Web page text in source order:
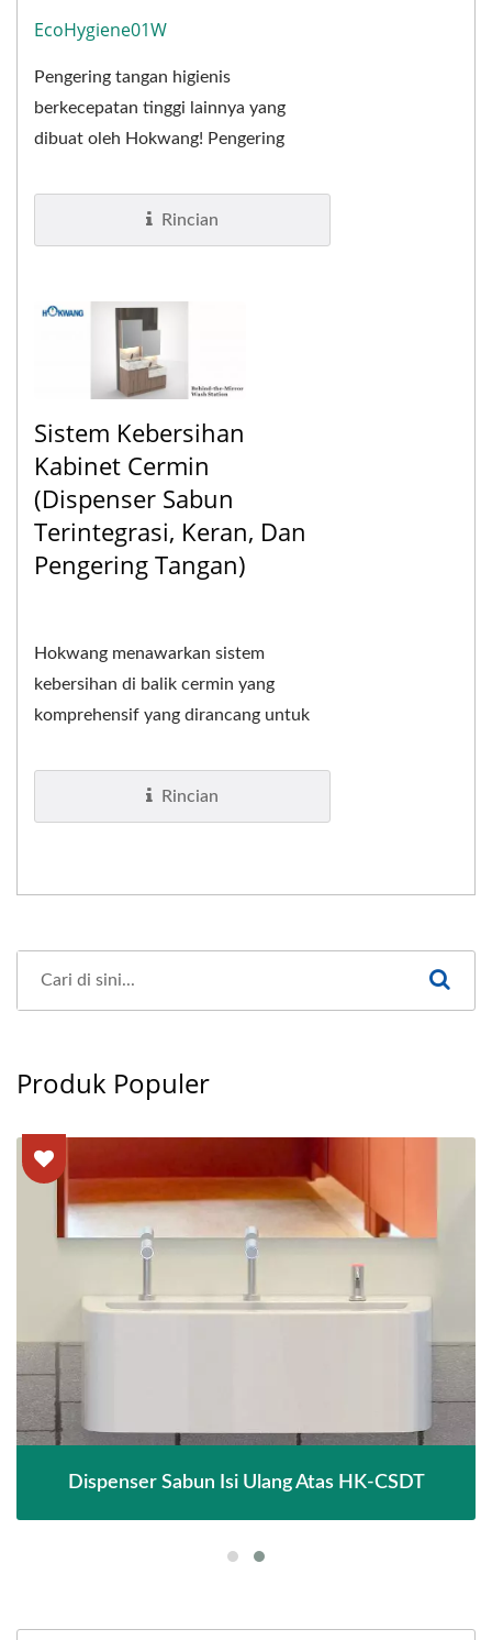
EcoHygiene01W
Pengering tangan higienis
berkecepatan tinggi lainnya yang
dibuat oleh Hokwang! Pengering
HEPA H13 yang terpasang di dalam...
Rincian
Sistem Kebersihan
Kabinet Cermin
(Dispenser Sabun
Terintegrasi, Keran, Dan
Pengering Tangan)
Hokwang menawarkan sistem
kebersihan di balik cermin yang
komprehensif yang dirancang untuk
terintegrasi ini menggabungkan...
Rincian
Produk Populer
Dispenser Sabun Isi Ulang Atas HK-CSDT